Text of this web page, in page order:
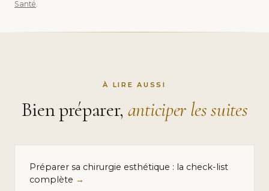
Santé.
À LIRE AUSSI
Bien préparer, anticiper les suites
Préparer sa chirurgie esthétique : la check-list
complète →